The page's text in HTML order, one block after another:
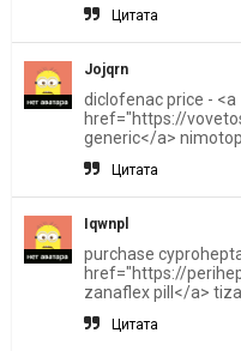
Цитата
Jojqrn
diclofenac price - <a
href="https://
generic</a>
Цитата
Iqwnpl
purchase
href="https://
zanaflex pill</a>
Цитата